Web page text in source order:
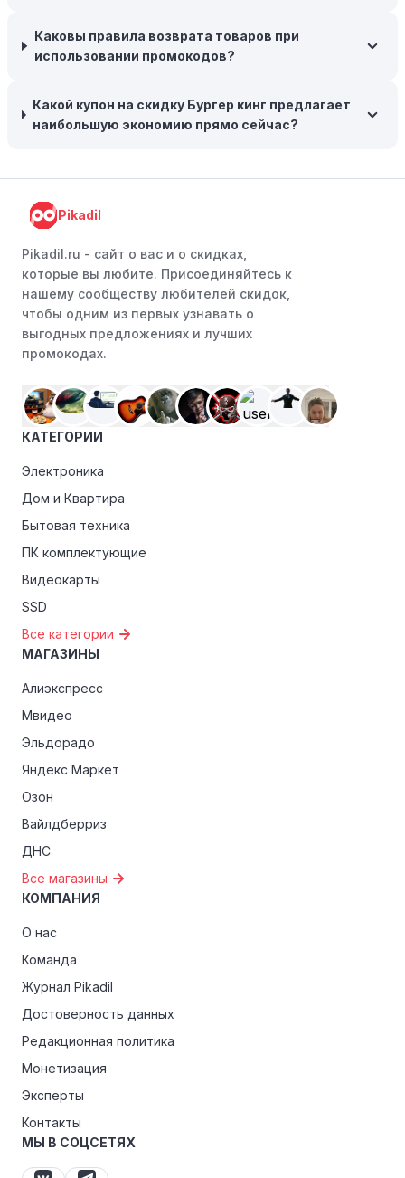
критериям, проверьте, предоставляет ли Бургер кинг
эксклюзивные скидки для студентов, ветеранов или
Каковы правила возврата товаров при
использовании промокодов?
Какой купон на скидку Бургер кинг предлагает
наибольшую экономию прямо сейчас?
Pikadil
Pikadil.ru - cайт о вас и о скидках,
которые вы любите. Присоединяйтесь к
нашему сообществу любителей скидок,
чтобы одним из первых узнавать о
выгодных предложениях и лучших
промокодах.
КАТЕГОРИИ
Электроника
Дом и Квартира
Бытовая техника
ПК комплектующие
Видеокарты
SSD
Все категории
МАГАЗИНЫ
Алиэкспресс
Мвидео
Эльдорадо
Яндекс Маркет
Озон
Вайлдберриз
ДНС
Все магазины
КОМПАНИЯ
О нас
Команда
Журнал Pikadil
Достоверность данных
Редакционная политика
Монетизация
Эксперты
Контакты
МЫ В СОЦСЕТЯХ